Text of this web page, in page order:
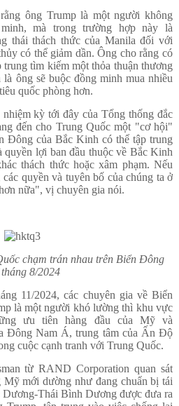
ông Trump là một người không
mà trong trường hợp này là
thái thách thức của Manila đối với
có thể giảm dần.Ông cho rằng có
tìm kiếm một thỏa thuận thương
ông sẽ buộc đồng minh mua nhiều
quốc phòng hơn.
kỳ tới đây của Tổng thống đắc
đến cho Trung Quốc một "cơ hội"
Đông của Bắc Kinh có thể tập trung
quyền lợi ban đầu thuộc về Bắc Kinh
thách thức hoặc xâm phạm. Nếu
quyền và tuyên bố của chúng ta ở
nữa", vị chuyên gia nói.
chạm trán nhau trên Biển Đông
8/2024
11/2024, các chuyên gia về Biển
là một người khó lường thì khu vực
ưu tiên hàng đầu của Mỹ và
Đông Nam Á, trung tâm của Ấn Độ
cuộc cạnh tranh với Trung Quốc.
từ RAND Corporation quan sát
Mỹ mới dường như đang chuẩn bị tái
Thái Bình Dương được đưa ra